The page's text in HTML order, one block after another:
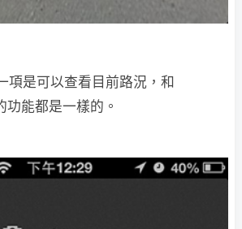
項是可以查看目前路況，和
能都是一樣的。